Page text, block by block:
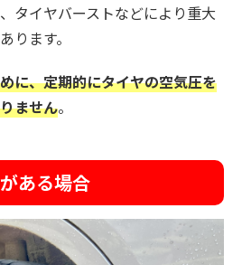
タイヤバーストなどにより重大
ります。
に、定期的にタイヤの空気圧を
ません。
ある場合